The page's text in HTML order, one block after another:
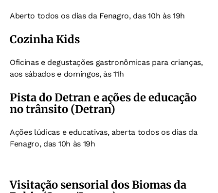
Aberto todos os dias da Fenagro, das 10h às 19h
Cozinha Kids
Oficinas e degustações gastronômicas para crianças,
aos sábados e domingos, às 11h
Pista do Detran e ações de educação
no trânsito (Detran)
Ações lúdicas e educativas, aberta todos os dias da
Fenagro, das 10h às 19h
Visitação sensorial dos Biomas da